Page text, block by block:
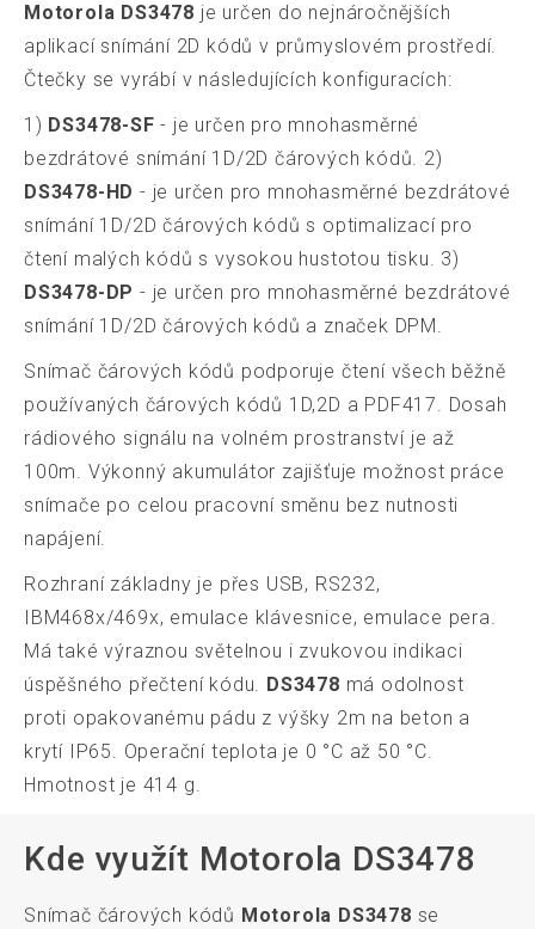
Motorola DS3478 je určen do nejnáročnějších
aplikací snímání 2D kódů v průmyslovém prostředí.
Čtečky se vyrábí v následujících konfiguracích:
1) DS3478-SF - je určen pro mnohasměrné
bezdrátové snímání 1D/2D čárových kódů. 2)
DS3478-HD - je určen pro mnohasměrné bezdrátové
snímání 1D/2D čárových kódů s optimalizací pro
čtení malých kódů s vysokou hustotou tisku. 3)
DS3478-DP - je určen pro mnohasměrné bezdrátové
snímání 1D/2D čárových kódů a značek DPM.
Snímač čárových kódů podporuje čtení všech běžně
používaných čárových kódů 1D,2D a PDF417. Dosah
rádiového signálu na volném prostranství je až
100m. Výkonný akumulátor zajišťuje možnost práce
snímače po celou pracovní směnu bez nutnosti
napájení.
Rozhraní základny je přes USB, RS232,
IBM468x/469x, emulace klávesnice, emulace pera.
Má také výraznou světelnou i zvukovou indikaci
úspěšného přečtení kódu. DS3478 má odolnost
proti opakovanému pádu z výšky 2m na beton a
krytí IP65. Operační teplota je 0 °C až 50 °C.
Hmotnost je 414 g.
Kde využít Motorola DS3478
Snímač čárových kódů Motorola DS3478 se